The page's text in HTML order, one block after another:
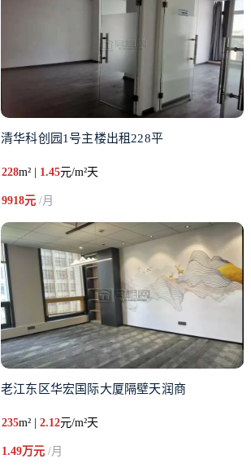
清华科创园1号主楼出租228平
228m² | 1.45元/m²天
9918元 /月
老江东区华宏国际大厦隔壁天润商
235m² | 2.12元/m²天
1.49万元 /月